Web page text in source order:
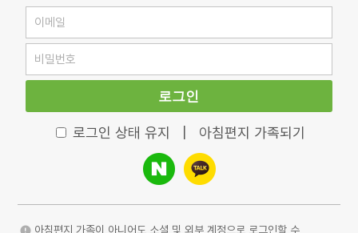
로그인
로그인 상태 유지 아침편지 가족되기
아침편지 가족이 아니어도 소셜 및 외부 계정으로 로그인할 수